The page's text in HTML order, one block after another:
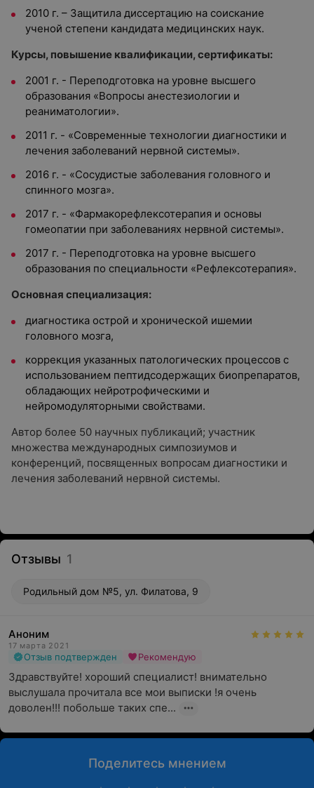
2010 г. – Защитила диссертацию на соискание
ученой степени кандидата медицинских наук.
Курсы, повышение квалификации, сертификаты:
2001 г. - Переподготовка на уровне высшего
образования «Вопросы анестезиологии и
реаниматологии».
2011 г. - «Современные технологии диагностики и
лечения заболеваний нервной системы».
2016 г. - «Сосудистые заболевания головного и
спинного мозга».
2017 г. - «Фармакорефлексотерапия и основы
гомеопатии при заболеваниях нервной системы».
2017 г. - Переподготовка на уровне высшего
образования по специальности «Рефлексотерапия».
Основная специализация:
диагностика острой и хронической ишемии
головного мозга,
коррекция указанных патологических процессов с
использованием пептидсодержащих биопрепаратов,
обладающих нейротрофическими и
нейромодуляторными свойствами.
Автор более 50 научных публикаций; участник
множества международных симпозиумов и
конференций, посвященных вопросам диагностики и
лечения заболеваний нервной системы.
Отзывы 1
Родильный дом №5, ул. Филатова, 9
Аноним
17 марта 2021
Отзыв подтвержден Рекомендую
Здравствуйте! хороший специалист! внимательно
выслушала прочитала все мои выписки !я очень
доволен!!! побольше таких спе...
Поделитесь мнением